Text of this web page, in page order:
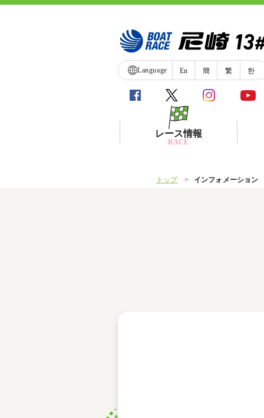
Language En 簡 繁 한
レース情報
RACE
トップ インフォメーション